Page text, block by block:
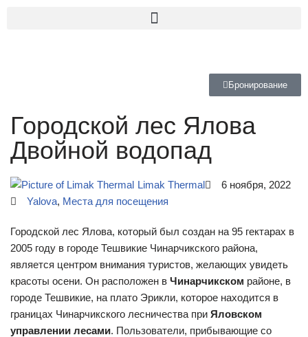
Бронирование
Городской лес Ялова
Двойной водопад
Limak Thermal
6 ноября, 2022
Yalova, Места для посещения
Городской лес Ялова, который был создан на 95 гектарах в
2005 году в городе Тешвикие Чинарчикского района,
является центром внимания туристов, желающих увидеть
красоты осени. Он расположен в Чинарчикском районе, в
городе Тешвикие, на плато Эрикли, которое находится в
границах Чинарчикского лесничества при Яловском
управлении лесами. Пользователи, прибывающие со